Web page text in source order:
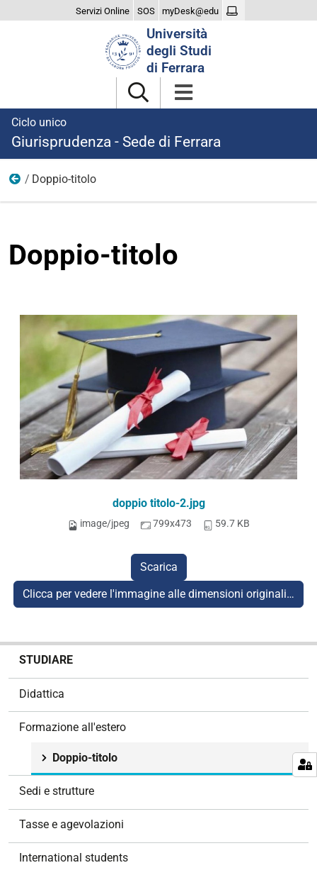
Servizi Online SOS myDesk@edu
Università
degli Studi
di Ferrara
Ciclo unico
Giurisprudenza - Sede di Ferrara
Formazione all'estero
Doppio-titolo
Doppio-titolo
doppio titolo-2.jpg
image/jpeg 799x473 59.7 KB
Scarica
Clicca per vedere l'immagine alle dimensioni originali…
STUDIARE
Didattica
Formazione all'estero
Doppio-titolo
Sedi e strutture
Tasse e agevolazioni
International students